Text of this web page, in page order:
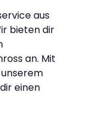
aus
bieten dir
an. Mit
einen